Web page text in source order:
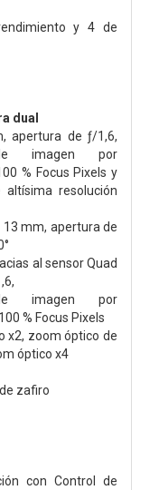
y 4 de
dual
apertura de ƒ/1,6,
imagen por
% Focus Pixels y
resolución
13 mm, apertura de
al sensor Quad
imagen por
% Focus Pixels
x2, zoom óptico de
óptico x4
zafiro
con Control de